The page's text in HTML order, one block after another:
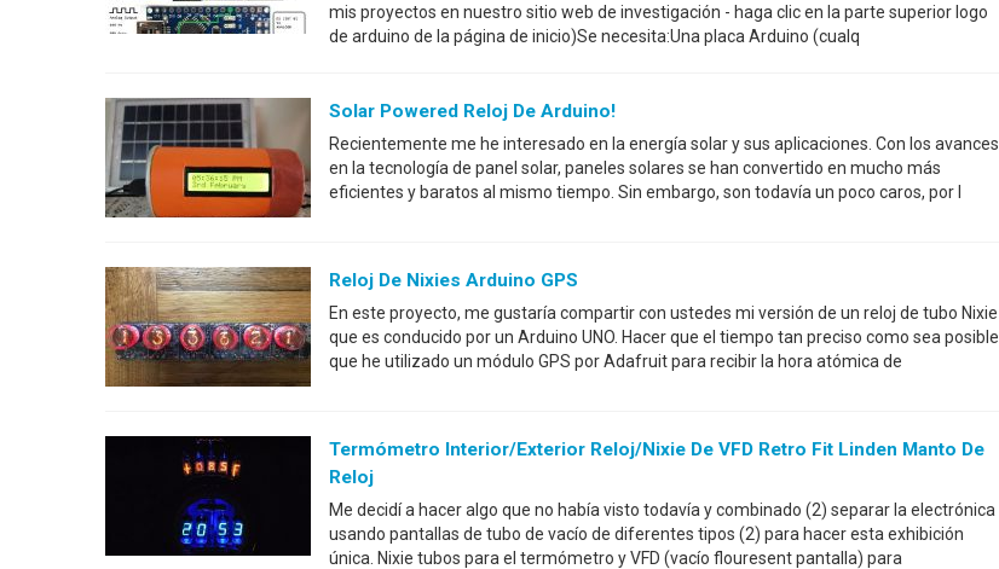
mis proyectos en nuestro sitio web de investigación - haga clic en la parte superior logo
de arduino de la página de inicio)Se necesita:Una placa Arduino (cualq
Solar Powered Reloj De Arduino!
Recientemente me he interesado en la energía solar y sus aplicaciones. Con los avances
en la tecnología de panel solar, paneles solares se han convertido en mucho más
eficientes y baratos al mismo tiempo. Sin embargo, son todavía un poco caros, por l
Reloj De Nixies Arduino GPS
En este proyecto, me gustaría compartir con ustedes mi versión de un reloj de tubo Nixie
que es conducido por un Arduino UNO. Hacer que el tiempo tan preciso como sea posible
que he utilizado un módulo GPS por Adafruit para recibir la hora atómica de
Termómetro Interior/exterior Reloj/Nixie De VFD Retro Fit Linden Manto De
Reloj
Me decidí a hacer algo que no había visto todavía y combinado (2) separar la electrónica
usando pantallas de tubo de vacío de diferentes tipos (2) para hacer esta exhibición
única. Nixie tubos para el termómetro y VFD (vacío flouresent pantalla) para